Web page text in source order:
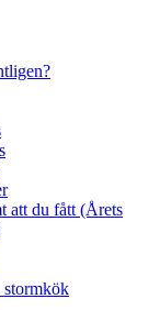
att du fått (Årets
stormkök